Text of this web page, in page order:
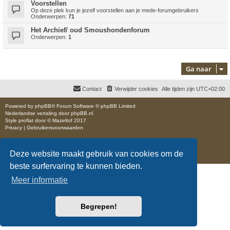
Deze website maakt gebruik van cookies om de
beste surfervaring te kunnen bieden.
Meer informatie
Begrepen!
Voorstellen
Op deze plek kun je jezelf voorstellen aan je mede-forumgebruikers
Onderwerpen: 71
Het Archief/ oud Smoushondenforum
Onderwerpen: 1
Ga naar
Alle tijden zijn UTC+02:00
Verwijder cookies
Contact
Powered by phpBB® Forum Software © phpBB Limited
Nederlandse vertaling doorphpBB.nl
Style proflat door ©Mazeltof 2017
Privacy | Gebruikersvoorwaarden